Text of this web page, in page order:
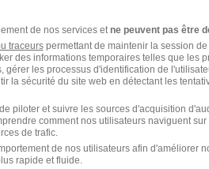
H/F
de nos services et ne peuvent pas être
traceurspermettant de maintenir la session
des informations temporaires telles que les
les processus d'identification de
la sécurité du site web en détectant les
piloter et suivre les sources d'acquisition
comment nos utilisateurs naviguent sur
de trafic.
de nos utilisateurs afin d'améliorer
rapide et fluide.